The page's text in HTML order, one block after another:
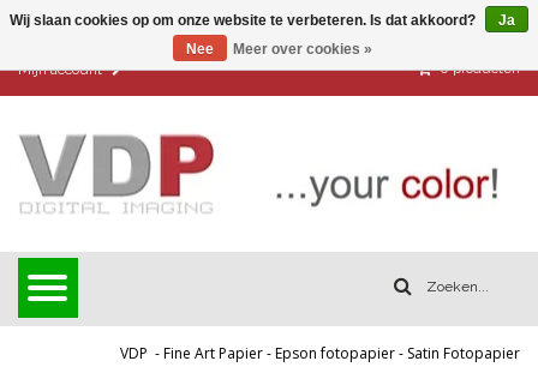
Mijn account 0 producten
VDP -Fine Art Papier-Epson fotopapier- Satin Fotopapier
Wij slaan cookies op om onze website te verbeteren. Is dat akkoord?
Ja
Nee
Meer over cookies »